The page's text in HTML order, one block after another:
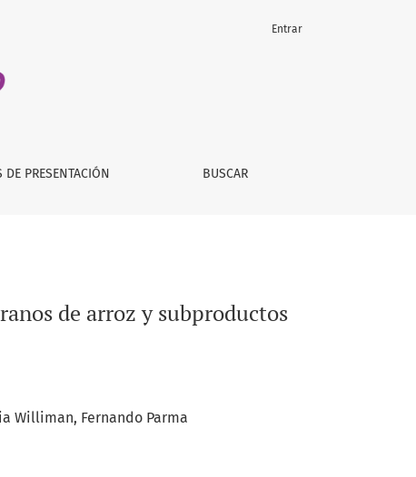
DE PRESENTACIÓN BUSCAR
Entrar
de arroz y subproductos
Williman Fernando Parma